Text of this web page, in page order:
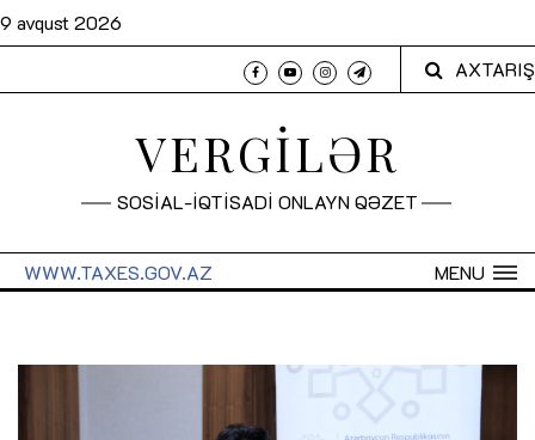
9 avqust 2026
AXTARIŞ
VERGİLƏR
SOSİAL-İQTİSADİ ONLAYN QƏZET
MENU
WWW.TAXES.GOV.AZ